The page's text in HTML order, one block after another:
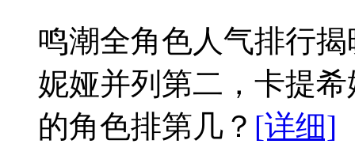
鸣潮全角色人气排行
妮娅并列第二，卡提
的角色排第几？ [详细]